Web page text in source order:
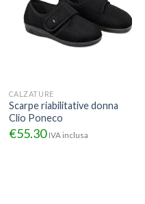
CALZATURE
Scarpe riabilitative donna
Clio Poneco
€55.30 IVA inclusa